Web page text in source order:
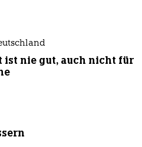
ist nie gut, auch nicht für